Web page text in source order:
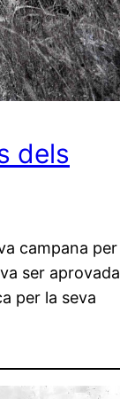
dels
campana per
ser aprovada
per la seva